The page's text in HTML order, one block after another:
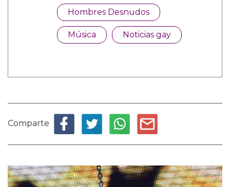
Hombres Desnudos
Música Noticias gay
Comparte